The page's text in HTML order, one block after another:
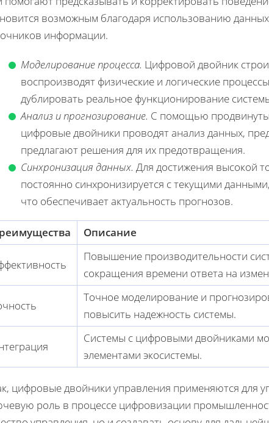
возможным благодаря использованию
информации.
Моделирование процесса. Цифровой двойник
воспроизводят физические и логические
дублировать реальное функционирование
Анализ и прогнозирование. С помощью
цифровые двойники проводят анализ данных,
предлагают решения для их предотвращения.
Синхронизация данных. Для достижения высокой
постоянно синхронизируется с текущими
что обеспечивает актуальность прогнозов.
Описание
Повышение производительности
сокращения времени ответа на
Точное моделирование и
повысить надежность системы.
Системы с цифровыми двойниками
элементами экосистемы.
цифровые двойники управления применяются для
роль в процессе цифровизации